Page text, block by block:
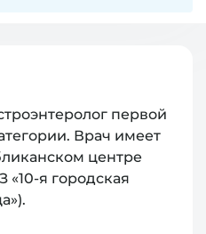
первой
Врач имеет
центре
«10-я городская